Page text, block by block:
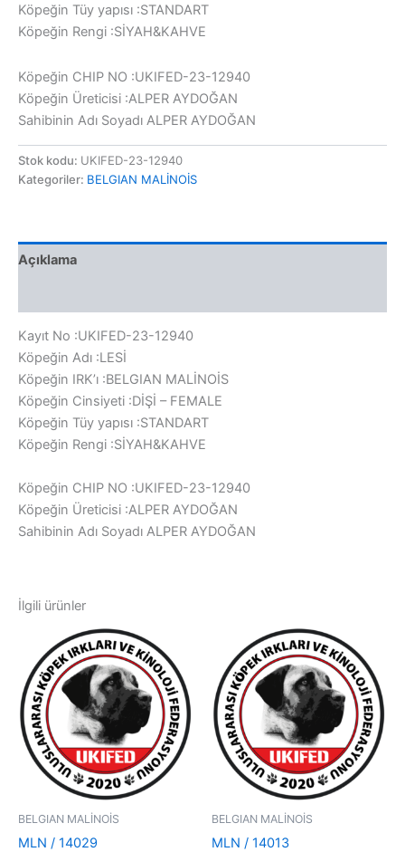
Köpeğin Tüy yapısı :STANDART
Köpeğin Rengi :SİYAH&KAHVE
Köpeğin CHIP NO :UKIFED-23-12940
Köpeğin Üreticisi :ALPER AYDOĞAN
Sahibinin Adı Soyadı ALPER AYDOĞAN
Stok kodu: UKIFED-23-12940
Kategoriler: BELGIAN MALİNOİS
Açıklama
Kayıt No :UKIFED-23-12940
Köpeğin Adı :LESİ
Köpeğin IRK’ı :BELGIAN MALİNOİS
Köpeğin Cinsiyeti :DİŞİ – FEMALE
Köpeğin Tüy yapısı :STANDART
Köpeğin Rengi :SİYAH&KAHVE
Köpeğin CHIP NO :UKIFED-23-12940
Köpeğin Üreticisi :ALPER AYDOĞAN
Sahibinin Adı Soyadı ALPER AYDOĞAN
İlgili ürünler
BELGIAN MALİNOİS
MLN / 14029
BELGIAN MALİNOİS
MLN / 14013